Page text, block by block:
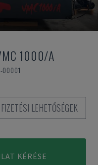
1000/A
00001
FIZETÉSI LEHETŐSÉGEK
KÉRÉSE